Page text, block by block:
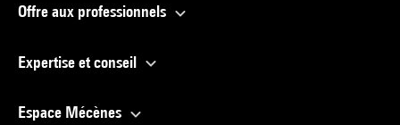
Offre aux professionnels
Expertise et conseil
Espace Mécènes